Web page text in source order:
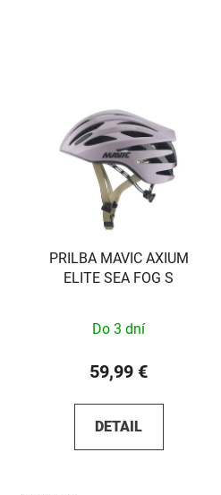
PRILBA MAVIC AXIUM
ELITE SEA FOG S
Do 3 dní
59,99 €
DETAIL